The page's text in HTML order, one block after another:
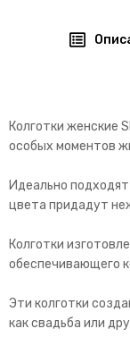
Колготки женские
особых моментов
Идеально подходят
цвета придадут
Колготки
обеспечивающего
Эти колготки
как свадьба или